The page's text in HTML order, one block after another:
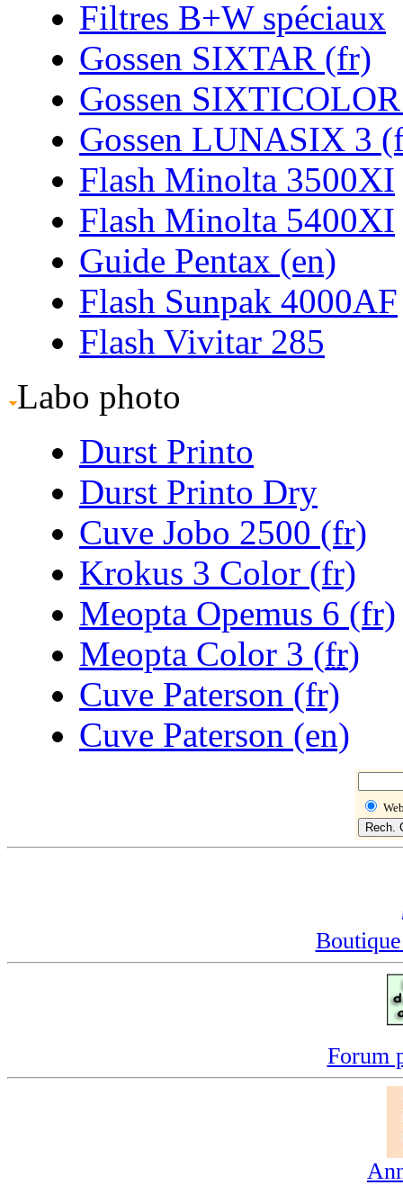
Filtres B+W spéciaux
Gossen SIXTAR (fr)
Gossen
Gossen LUNASIX 3
Flash Minolta 3500XI
Flash Minolta 5400XI
Guide Pentax (en)
Flash Sunpak 4000AF
Flash Vivitar 285
Labo photo
Durst Printo
Durst Printo Dry
Cuve Jobo 2500 (fr)
Krokus 3 Color (fr)
Meopta Opemus 6 (fr)
Meopta Color 3 (fr)
Cuve Paterson (fr)
Cuve Paterson (en)
Forum